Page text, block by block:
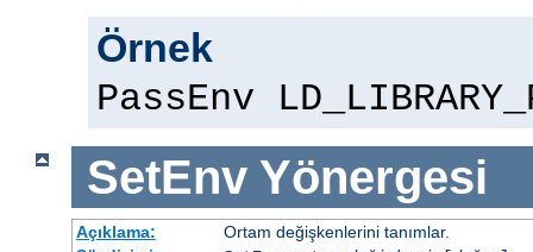
Örnek
PassEnv
SetEnv Yönergesi
Açıklama:
Ortam değişkenlerini tanımlar.